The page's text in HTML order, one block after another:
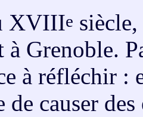
XVIIIe
à Grenoble.
à réfléchir
de causer